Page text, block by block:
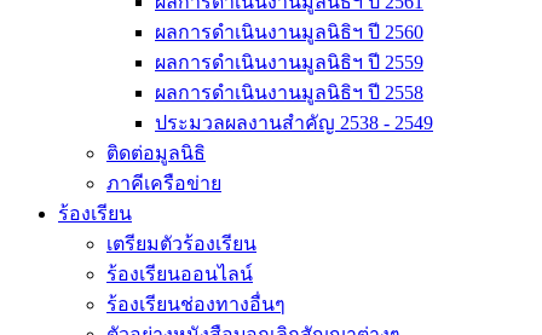
ผลการดำเนินงานมูลนิธิฯ ปี 2560
ผลการดำเนินงานมูลนิธิฯ ปี 2559
ผลการดำเนินงานมูลนิธิฯ ปี 2558
ประมวลผลงานสำคัญ 2538 - 2549
ติดต่อมูลนิธิ
ภาคีเครือข่าย
ร้องเรียน
เตรียมตัวร้องเรียน
ร้องเรียนออนไลน์
ร้องเรียนช่องทางอื่นๆ